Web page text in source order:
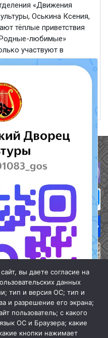
«Движения
Оськина Ксения,
тёплые приветствия
любимые»
участвуют в
и лекциях, но и
вы даете согласие на
данных
тип и версия ОС; тип и
и разрешение его экрана;
пользователь; с какого
ОС и Браузера; какие
кнопки нажимает